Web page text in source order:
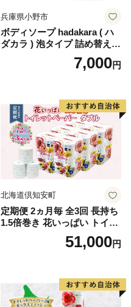
兵庫県小野市
ボディソープ hadakara ( ハ
ダカラ ) 泡タイプ 詰め替え 4
40ml×4袋 ボディーソープ 泡
ボディソープ 泡 日用品 消耗
泡石鹸 石鹸 兵庫 兵庫県 小野
7,000円
北海道倶知安町
定期便 2ヵ月毎 全3回 長持ち
1.5倍巻き 花いっぱい トイレ
ットペーパー ダブル 45ｍ 計
72ロール 全18種 花柄 プリン
ー 消耗品 備蓄 送料無料 北海
道 倶知安町 日用品
51,000円